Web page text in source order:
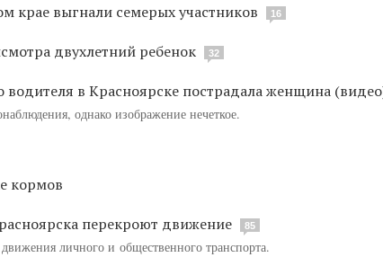
крае выгнали семерых участников 16
двухлетний ребенок 32
водителя в Красноярске пострадала женщина
однако изображение нечеткое.
кормов
перекроют движение 85
личного и общественного транспорта.